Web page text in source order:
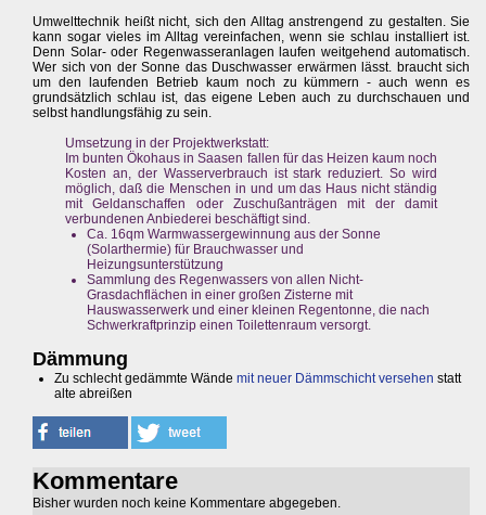
Umwelttechnik heißt nicht, sich den Alltag anstrengend zu gestalten. Sie
kann sogar vieles im Alltag vereinfachen, wenn sie schlau installiert ist.
Denn Solar- oder Regenwasseranlagen laufen weitgehend automatisch.
Wer sich von der Sonne das Duschwasser erwärmen lässt. braucht sich
um den laufenden Betrieb kaum noch zu kümmern - auch wenn es
grundsätzlich schlau ist, das eigene Leben auch zu durchschauen und
selbst handlungsfähig zu sein.
Umsetzung in der Projektwerkstatt:
Im bunten Ökohaus in Saasen fallen für das Heizen kaum noch
Kosten an, der Wasserverbrauch ist stark reduziert. So wird
möglich, daß die Menschen in und um das Haus nicht ständig
mit Geldanschaffen oder Zuschußanträgen mit der damit
verbundenen Anbiederei beschäftigt sind.
Ca. 16qm Warmwassergewinnung aus der Sonne
(Solarthermie) für Brauchwasser und
Heizungsunterstützung
Sammlung des Regenwassers von allen Nicht-
Grasdachflächen in einer großen Zisterne mit
Hauswasserwerk und einer kleinen Regentonne, die nach
Schwerkraftprinzip einen Toilettenraum versorgt.
Dämmung
Zu schlecht gedämmte Wände mit neuer Dämmschicht versehen statt
alte abreißen
Kommentare
Bisher wurden noch keine Kommentare abgegeben.